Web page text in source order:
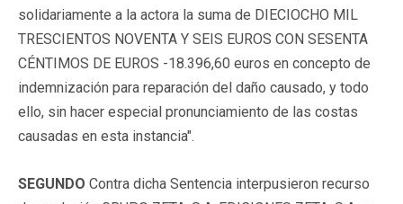
solidariamente a la actora la suma de DIECIOCHO MIL
TRESCIENTOS NOVENTA Y SEIS EUROS CON SESENTA
CÉNTIMOS DE EUROS -18.396,60 euros en concepto de
indemnización para reparación del daño causado, y todo
ello, sin hacer especial pronunciamiento de las costas
causadas en esta instancia".
SEGUNDO Contra dicha Sentencia interpusieron recurso